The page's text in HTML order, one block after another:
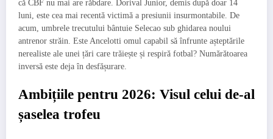
că CBF nu mai are răbdare. Dorival Junior, demis după doar 14
luni, este cea mai recentă victimă a presiunii insurmontabile. De
acum, umbrele trecutului bântuie Selecao sub ghidarea noului
antrenor străin. Este Ancelotti omul capabil să înfrunte așteptările
nerealiste ale unei țări care trăiește și respiră fotbal? Numărătoarea
inversă este deja în desfășurare.
Ambițiile pentru 2026: Visul celui de-al
șaselea trofeu